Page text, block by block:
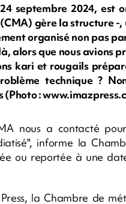
septembre 2024, est
gère la structure -
organisé non pas
alors que nous avions
kari et rougails
technique ?
(Photo :
nous a contacté
informe la
ou reportée à une
la Chambre de